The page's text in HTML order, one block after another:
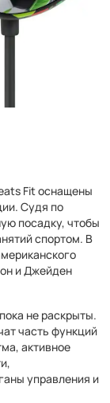
Fit оснащены
Судя по
посадку, чтобы
спортом. В
и Джейден
не раскрыты.
часть функций
активное
управления и